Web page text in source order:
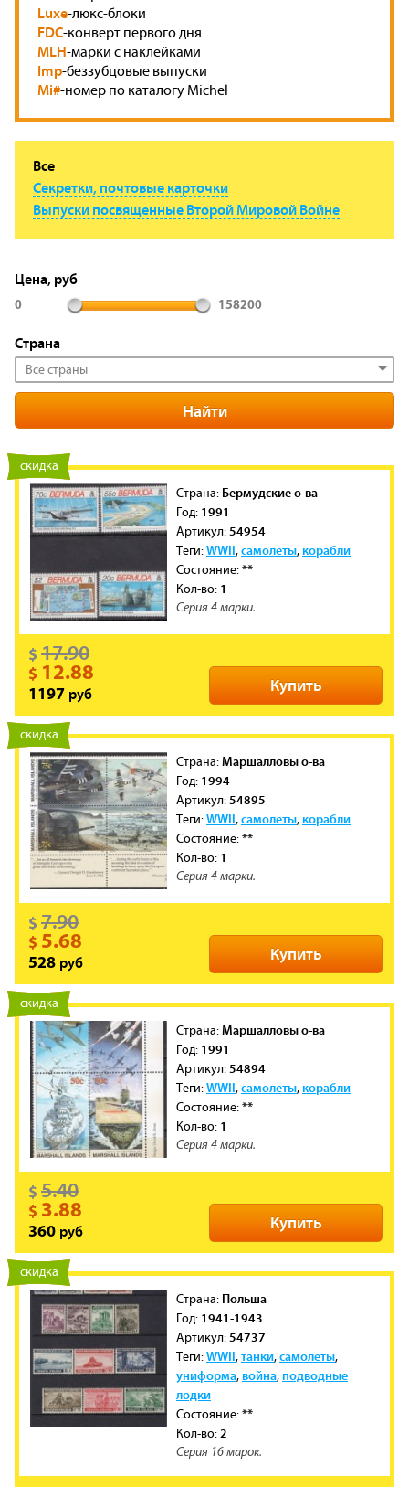
Luxe-люкс-блоки
FDC-конверт первого дня
MLH-марки с наклейками
Imp-беззубцовые выпуски
Mi#-номер по каталогу Michel
Все
Секретки, почтовые карточки
Выпуски посвященные Второй Мировой Войне
Цена, руб
0 158200
Страна
Все страны
новинка
скидка
Cтрана: Бермудские о-ва
Год: 1991
Артикул: 54954
Теги:WWII,самолеты, корабли
Состояние:**
Кол-во: 1
Серия 4 марки.
Купить
$ 17.90
$ 12.88
1197 руб
новинка
скидка
Cтрана:Маршалловы о-ва
Год: 1994
Артикул: 54895
Теги:WWII,самолеты, корабли
Состояние:**
Кол-во: 1
Серия 4 марки.
Купить
$ 7.90
$ 5.68
528 руб
новинка
скидка
Cтрана:Маршалловы о-ва
Год: 1991
Артикул: 54894
Теги:WWII,самолеты, корабли
Состояние:**
Кол-во: 1
Серия 4 марки.
Купить
$ 5.40
$ 3.88
360 руб
новинка
скидка
Cтрана: Польша
Год: 1941-1943
Артикул: 54737
Теги:WWII,танки,самолеты,
униформа,война,подводные
лодки
Состояние:**
Кол-во: 2
Серия 16 марок.